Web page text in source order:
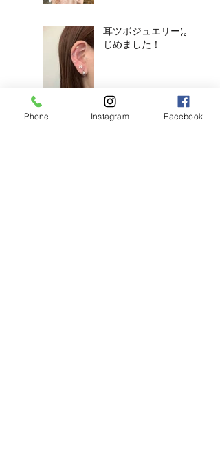
耳ツボジュエリーは
じめました！
【2026年度新卒recruit】&【中
Phone Instagram Facebook